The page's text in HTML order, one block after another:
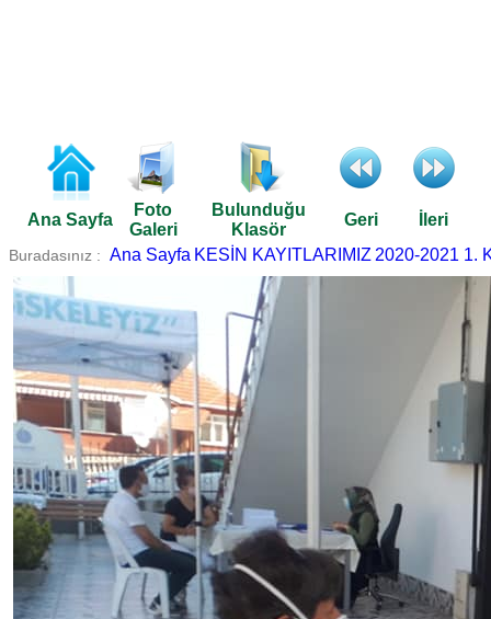
Ana Sayfa
Foto
Galeri
Bulunduğu
Klasör
Geri İleri
Buradasınız : Ana Sayfa KESİN KAYITLARIMIZ 2020-2021 1.